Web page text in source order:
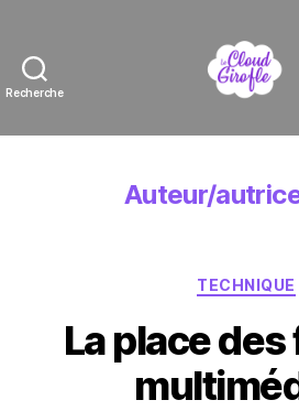
Recherche
Cloud
Auteur/
TECHNIQUE
La place